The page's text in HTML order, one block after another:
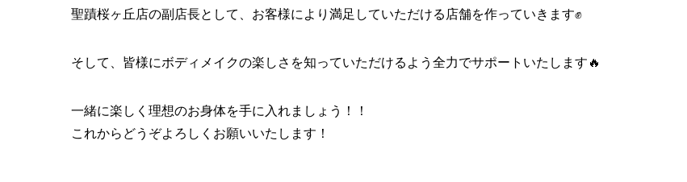
聖蹟桜ヶ丘店の副店長として、お客様により満足していただける店舗を作っていきます✊
そして、皆様にボディメイクの楽しさを知っていただけるよう全力でサポートいたします🔥
一緒に楽しく理想のお身体を手に入れましょう！！
これからどうぞよろしくお願いいたします！